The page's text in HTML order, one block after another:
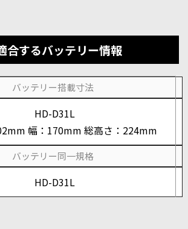
合するバッテリー情報
バッテリー搭載寸法
HD-D31L
幅：170mm 総高さ：224mm
バッテリー同一規格
HD-D31L